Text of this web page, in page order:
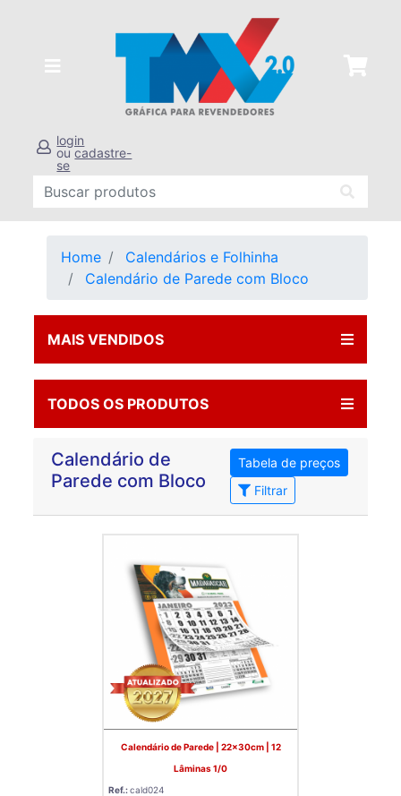
login
oucadastre-
se
Home
Calendários e Folhinha
Calendário de Parede com Bloco
MAIS VENDIDOS
TODOS OS PRODUTOS
Calendário de
Parede com Bloco
Tabela de preços
Filtrar
Calendário de Parede | 22x30cm | 12
Lâminas 1/0
Ref.:cald024